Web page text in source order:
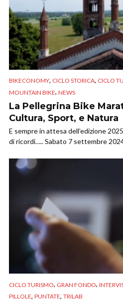
BIKECONOMY, CICLO STORICA, CICLO
MOUNTAIN BIKE, NEWS
La Pellegrina Bike
Cultura, Sport, e Natura
E sempre in attesa dell’edizione
di ricordi….. Sabato 7 settembre
CICLO TURISMO, GRAN FONDO,
PILLOLE, PUNTATE, TRILAB